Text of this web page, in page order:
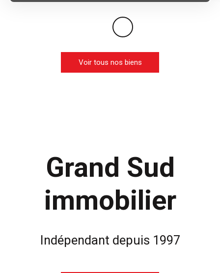
Voir tous nos biens
Grand Sud
immobilier
Indépendant depuis 1997